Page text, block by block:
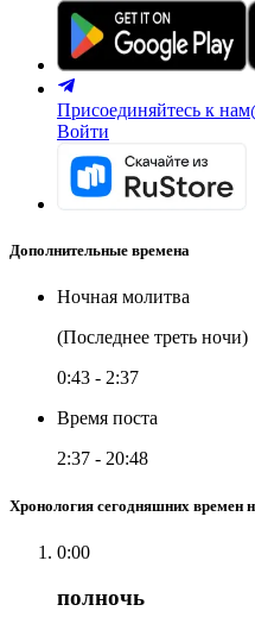
Присоединяйтесь к нам
Войти
Дополнительные времена
Ночная молитва
(Последнее треть ночи)
0:43 - 2:37
Время поста
2:37 - 20:48
Хронология сегодняшних времен
0:00
полночь